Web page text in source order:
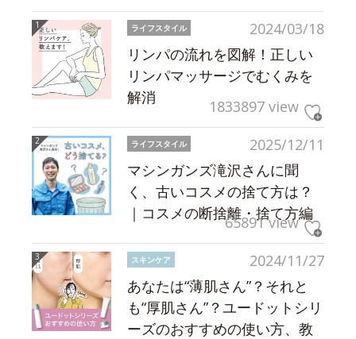
2024/03/18
ライフスタイル
リンパの流れを図解！正しい
リンパマッサージでむくみを
解消
1833897 view
2025/12/11
ライフスタイル
マシンガンズ滝沢さんに聞
く、古いコスメの捨て方は？
｜コスメの断捨離・捨て方編
65891 view
2024/11/27
スキンケア
あなたは“薄肌さん”？それと
も“厚肌さん”？ユードットシリ
ーズのおすすめの使い方、教